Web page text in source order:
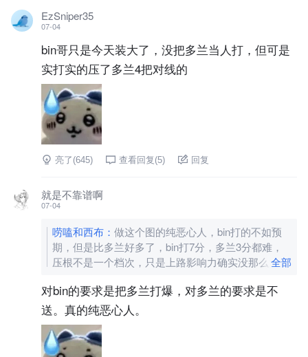
EzSniper35
07-04
bin哥只是今天装大了，没把多兰当人打，但可是
实打实的压了多兰4把对线的
亮了(645) 查看回复(5) 回复
就是不靠谱啊
07-04
唠嗑和西布 ： 做这个图的纯恶心人，bin打的不如预
期，但是比多兰好多了，bin打7分，多兰3分都难，
压根不是一个档次，只是上路影响力确实没那么大全部
对bin的要求是把多兰打爆，对多兰的要求是不
送。真的纯恶心人。